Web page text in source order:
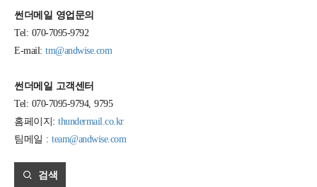
썬더메일 영업문의
Tel: 070-7095-9792
E-mail: tm@andwise.com
썬더메일 고객센터
Tel: 070-7095-9794, 9795
홈페이지: thundermail.co.kr
팀메일 : team@andwise.com
검색